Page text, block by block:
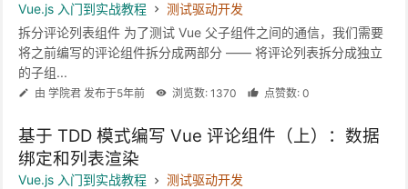
Vue.js 入门到实战教程
测试驱动开发
拆分评论列表组件 为了测试 Vue 父子组件之间的通信，我们需要
将之前编写的评论组件拆分成两部分 —— 将评论列表拆分成独立
的子组...
由 学院君 发布于5年前 浏览数: 1370 点赞数: 0
基于 TDD 模式编写 Vue 评论组件（上）：数据
绑定和列表渲染
Vue.js 入门到实战教程
测试驱动开发